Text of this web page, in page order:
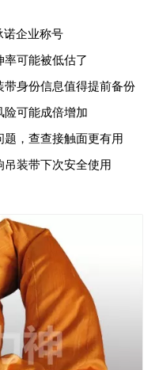
诺企业称号
率可能被低估了
身份信息值得提前备份
险可能成倍增加
，查查接触面更有用
装带下次安全使用